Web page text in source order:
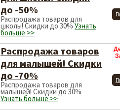
до -50%
Распродажа товаров для
школы! Скидки до 30%Узнать
больше >>
Распродажа товаров
для малышей! Скидки
до -70%
Распродажа товаров для
малышей! Скидки до 30%
Узнать больше >>